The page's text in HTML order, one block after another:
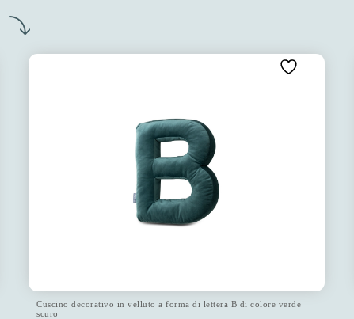
Cuscino decorativo in velluto a forma di lettera B di colore verde
scuro